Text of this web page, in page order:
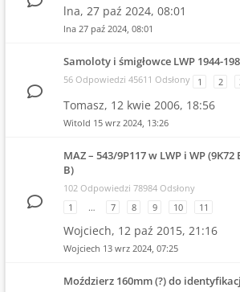
lna, 27 paź 2024, 08:01
lna 27 paź 2024, 08:01
Samoloty i śmigłowce LWP 1944-
56 Odpowiedzi 45611 Odsłony 1 2
Tomasz, 12 kwie 2006, 18:56
Witold 15 wrz 2024, 13:26
MAZ – 543/9P117 w LWP i WP (9K72
B)
102 Odpowiedzi 78984 Odsłony
1
… 7 8 9 10 11
Wojciech, 12 paź 2015, 21:16
Wojciech 13 wrz 2024, 07:25
Moździerz 160mm (?) do